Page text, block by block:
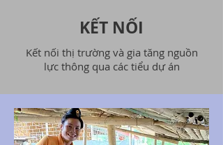
KẾT NỐI
Kết nối thị trường và gia tăng nguồn
lực​ thông qua các tiểu dự án